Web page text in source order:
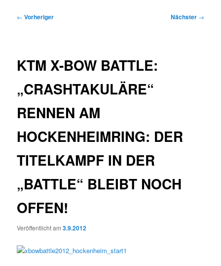
Beitragsnavigation
← Vorheriger Nächster →
KTM X-BOW BATTLE:
„CRASHTAKULÄRE“
RENNEN AM
HOCKENHEIMRING: DER
TITELKAMPF IN DER
„BATTLE“ BLEIBT NOCH
OFFEN!
Veröffentlicht am3.9.2012